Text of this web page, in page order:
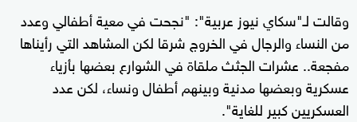
وقالت لـ"سكاي نيوز عربية": "نجحت في معية أطفالي وعدد
من النساء والرجال في الخروج شرقا لكن المشاهد التي رأيناها
مفجعة.. عشرات الجثث ملقاة في الشوارع بعضها بأزياء
عسكرية وبعضها مدنية وبينهم أطفال ونساء، لكن عدد
العسكريين كبير للغاية".